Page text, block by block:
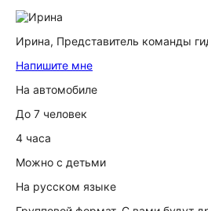
Ирина, Представитель команды
Напишите мне
На автомобиле
До 7 человек
4 часа
Можно с детьми
На русском языке